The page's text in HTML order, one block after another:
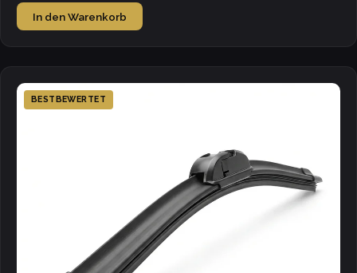
In den Warenkorb
BESTBEWERTET